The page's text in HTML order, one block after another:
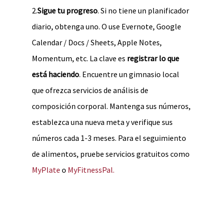
2.Sigue tu progreso. Si no tiene un planificador
diario, obtenga uno. O use Evernote, Google
Calendar / Docs / Sheets, Apple Notes,
Momentum, etc. La clave es registrar lo que
está haciendo. Encuentre un gimnasio local
que ofrezca servicios de análisis de
composición corporal. Mantenga sus números,
establezca una nueva meta y verifique sus
números cada 1-3 meses. Para el seguimiento
de alimentos, pruebe servicios gratuitos como
MyPlate o MyFitnessPal.